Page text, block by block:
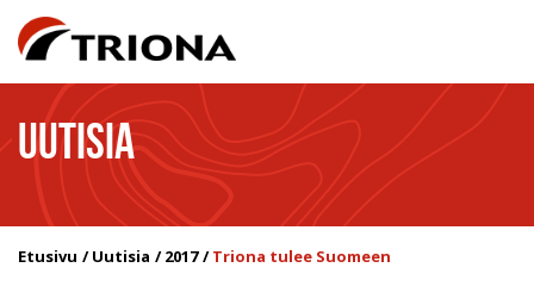
UUTISIA
Etusivu Uutisia 2017 Triona tulee Suomeen